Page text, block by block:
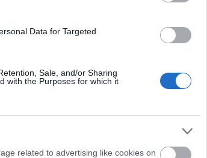
Data for Targeted
Sale, and/or Sharing
with the Purposes for which it
related to advertising like cookies on